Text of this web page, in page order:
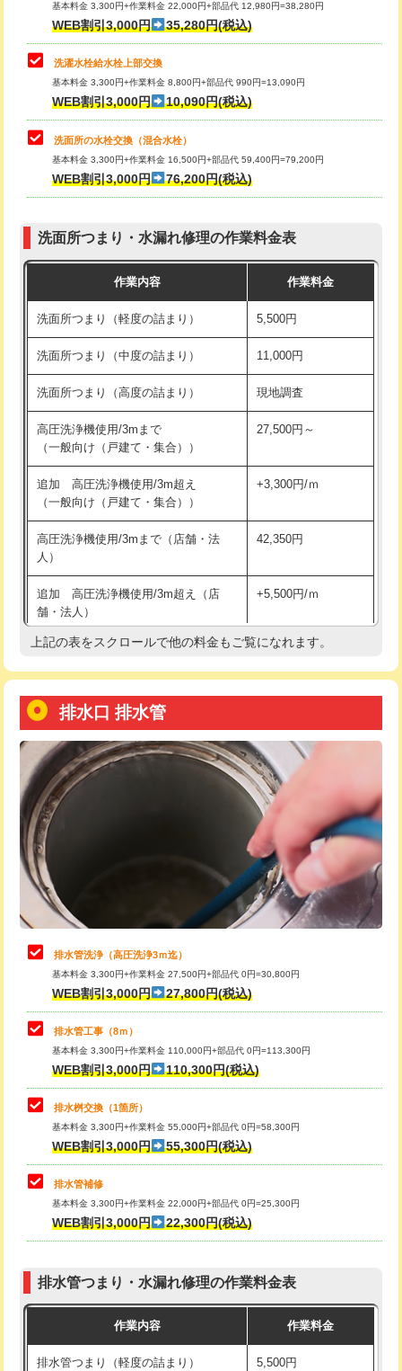
排水管工事（排水管工事/3ｍまで） 55,000円
排水管工事（追加 排水管工事/3ｍ超
え）
マス交換（土の掘削・埋め戻し作業）
マス交換（深さ50㎝未満）
マス交換（深さ50㎝以上）
モルタル補修（厚さ10㎝まで） 27,500円
モルタル補修（厚さ10㎝超え） 38,500円
洗面台設置 38,500円
バスタブ設置 現場見積
追加人工 16,500円
廃棄・処分
※給水管工事は20mmまでの価格です。
その他部品の脱着
交換・取付（タンク）
交換・取付(単水栓（壁付・デッキ
式）)
交換・取付(混合水栓（壁付・デッキ
式・ワンホール）)
16,500円+材料費
（P/S/ポップアップ））
交換・取付（その他部品） 11,000円+材料費
持込商品取付（単水栓） 13,200円
持込商品取付（混合水栓） 16,500円
持込商品取付（浄水器・分岐水栓） 16,500円
給水管工事※（ホール加工) 16,500円
給水管工事※（バンド止め)
給水管工事※（支持金具設置) 5,500円
給水管工事※（保温材使用（バンド止
め込み）)
5,500円
給水管工事※（土の掘削・埋め戻し作
業)
11,000円
用/3ｍまで)
用（追加）/3ｍ超え)
給水管工事※（ライニング鋼管・銅
管・ポリ管・HT管使用/3ｍまで)
44,000円
給水管工事※（ライニング鋼管・銅
管・ポリ管・HT管使用/3ｍ超え)
+8,800円
排水管工事（土の掘削・埋め戻し作
業）
11,000円~
排水管工事（排水管工事/3ｍまで） 55,000円
排水管工事（追加 排水管工事/3ｍ超
え）
マス交換（土の掘削・埋め戻し作業）
マス交換（深さ50㎝未満）
マス交換（深さ50㎝以上） 66,000円
コンクリート斫り（厚さ10㎝まで）
コンクリート斫り（厚さ10㎝超え）
モルタル補修（厚さ10㎝まで）
モルタル補修（厚さ10㎝超え）
追加人工 16,500円
現場見積
基本料金 3,300円+作業料金 22,000円+部品代 12,980円=38,280円
WEB割引3,000円 35,280円(税込)
洗濯水栓給水栓上部交換
基本料金 3,300円+作業料金 8,800円+部品代 990円=13,090円
WEB割引3,000円 10,090円(税込)
洗面所の水栓交換（混合水栓）
基本料金 3,300円+作業料金 16,500円+部品代 59,400円=79,200円
WEB割引3,000円 76,200円(税込)
洗面所つまり・水漏れ修理の作業料金表
作業内容 作業料金
洗面所つまり（軽度の詰まり） 5,500円
洗面所つまり（中度の詰まり） 11,000円
洗面所つまり（高度の詰まり） 現地調査
高圧洗浄機使用/3mまで
（一般向け（戸建て・集合））
27,500円～
追加 高圧洗浄機使用/3m超え
（一般向け（戸建て・集合））
+3,300円/ｍ
高圧洗浄機使用/3mまで（店舗・法
人）
42,350円
追加 高圧洗浄機使用/3m超え（店
舗・法人）
+5,500円/ｍ
高度高圧洗浄換 現地調査
トーラー機使用/3mまで
追加トーラー機使用/3m超え +3,300円
カメラ調査 33,000円
桝清掃 8,800円
止水・漏水調査・防水処理・清掃・修
理・調整・分解・加工など（軽作業）
11,000円
止水・漏水調査・防水処理・清掃・修
理・調整・分解・加工など（中作業）
22,000円
止水・漏水調査・防水処理・清掃・修
理・調整・分解・加工など（重作業）
33,000円
その他部品の脱着
交換・取付（タンク） 22,000円+材料費
交換・取付(単水栓（壁付・デッキ
式）)
交換・取付(混合水栓（壁付・デッキ
式・ワンホール）)
16,500円+材料費
交換・取付(排水栓・排水トラップ
交換・取付（その他部品） 11,000円+材料費
持込商品取付（単水栓） 13,200円
持込商品取付（混合水栓） 16,500円
上記の表をスクロールで他の料金もご覧になれます。
排水口 排水管
排水管洗浄（高圧洗浄3ｍ迄）
基本料金 3,300円+作業料金 27,500円+部品代 0円=30,800円
WEB割引3,000円 27,800円(税込)
排水管工事（8ｍ）
基本料金 3,300円+作業料金 110,000円+部品代 0円=113,300円
WEB割引3,000円 110,300円(税込)
排水桝交換（1箇所）
基本料金 3,300円+作業料金 55,000円+部品代 0円=58,300円
WEB割引3,000円 55,300円(税込)
排水管補修
基本料金 3,300円+作業料金 22,000円+部品代 0円=25,300円
WEB割引3,000円 22,300円(税込)
排水管つまり・水漏れ修理の作業料金表
作業内容 作業料金
排水管つまり（軽度の詰まり） 5,500円